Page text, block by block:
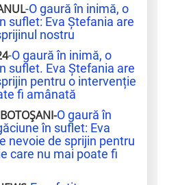
-O gaură în inimă, o
suflet: Eva Ștefania are
nostru
-O gaură în inimă, o
suflet. Eva Ștefania are
pentru o intervenție
fi amânată
O gaură în
în suflet: Eva
nevoie de sprijin pentru
care nu mai poate fi